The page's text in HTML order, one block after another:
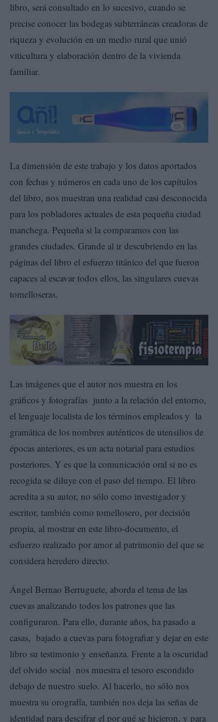
libro, será consultado en lo sucesivo, cuando se
precise conocer las bodegas subterráneas creadoras de
riqueza y evolución en un medio rural que unió
viticultura y elaboración dentro de la vivienda
familiar.
La dimensión de este trabajo y los datos aportados
con fechas y números en cada uno de los capítulos
del libro, nos muestran una realidad casi desconocida
para los pobladores actuales de esta pequeña ciudad
manchega. Pequeña si la comparamos con las
grandes ciudades. Grande al ir descubriendo en las
páginas del libro el esfuerzo titánico del que fueron
capaces al escavar todos ellos, las singulares cuevas
tomelloseras.
Las imágenes que el autor nos muestra en los
gráficos y fotografías junto a la relación del entorno,
el lenguaje localista de los términos empleados y la
gramática de los nombres auténticos de utensilios de
épocas anteriores, es un acta notarial para estudios
posteriores. Y es que la comunicación oral si no es
recogida se diluye con el paso del tiempo. El libro
acredita a su autor, no sólo como investigador y
escritor, también como tomellosero, por decisión
propia, al mostrar en este libro-documento, el
esfuerzo realizado por amor al patrimonio del que se
considera heredero directo.
Ángel Bernao Berruguete, aborda el tema de las
cuevas analizando todos los patrones que las
configuraron. Para ello, durante años, ha pasado a
casas, bajado a cuevas para fotografiar y dejar en este
libro su testimonio y enseñanza. Frente a la oscuridad
del olvido social nos muestra el tesoro escondido
debajo de nuestro suelo. Al hacerlo, no sólo nos
muestra su orografía, también nos deja las señas de
identidad para descifrar el por qué se hicieron, y para